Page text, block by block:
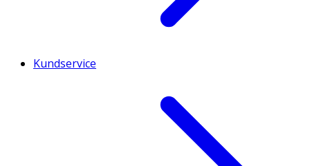
Kundservice